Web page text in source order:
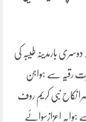
بارمدینہ طیبہ کی
رقیہ سے ہواجن
نکاح نبی کریم روف
اعزازسوائے